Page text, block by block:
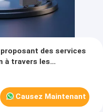
des services
à travers les
Causez Maintenant